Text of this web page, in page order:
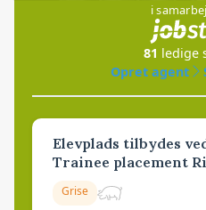
i
81 ledige
Opret agent
Elevplads tilbydes
Trainee placement
Grise